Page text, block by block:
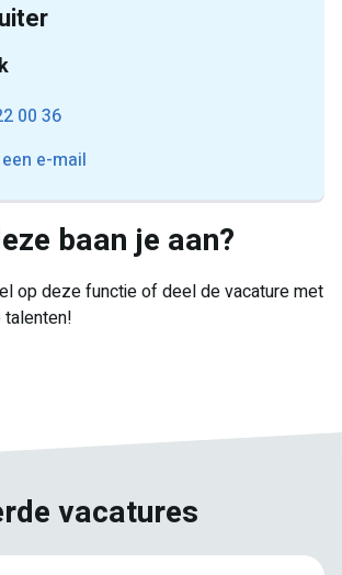
00 36
e-mail
baan je aan?
op deze functie of deel de vacature met
vacatures